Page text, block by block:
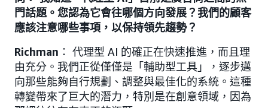
門話題。您認為它會往哪個方向發展？我們的顧客
應該注意哪些事項，以保持領先趨勢？
Richman ： 代理型 AI 的確正在快速推進，而且理
由充分。我們正從僅僅是「輔助型工具」，逐步邁
向那些能夠自行規劃、調整與最佳化的系統。這種
轉變帶來了巨大的潛力，特別是在創意領域，因為